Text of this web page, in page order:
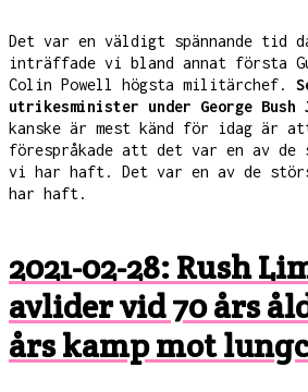
Det var en väldigt spännande tid
inträffade vi bland annat första
Colin Powell högsta militärchef.
utrikesminister under George Bush
kanske är mest känd för idag är
förespråkade att det var en av de
vi har haft. Det var en av de
har haft.
2021-02-28: Rush
avlider vid 70 års
års kamp mot